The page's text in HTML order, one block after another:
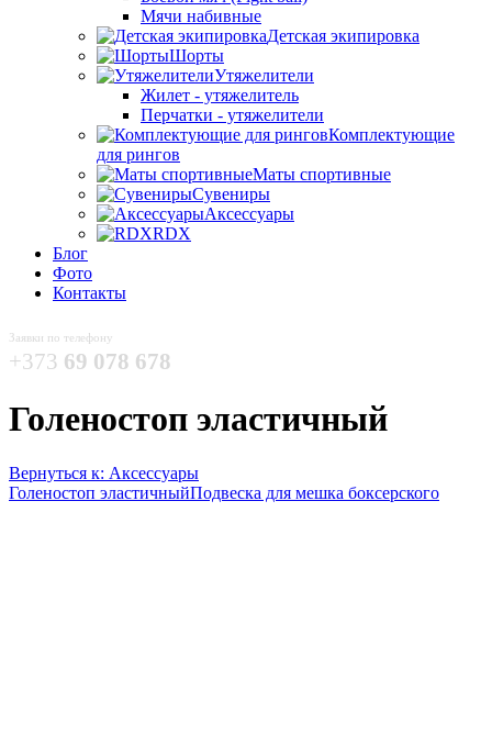
Мячи набивные
Детская экипировка
Шорты
Утяжелители
Жилет - утяжелитель
Перчатки - утяжелители
Комплектующие
для рингов
Маты спортивные
Сувениры
Аксессуары
RDX
Блог
Фото
Контакты
Заявки по телефону
+373 69 078 678
Голеностоп эластичный
Вернуться к: Аксессуары
Голеностоп эластичныйПодвеска для мешка боксерского